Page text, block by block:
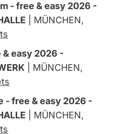
- free & easy 2026 -
| MÜNCHEN,
& easy 2026 -
| MÜNCHEN,
- free & easy 2026 -
| MÜNCHEN,